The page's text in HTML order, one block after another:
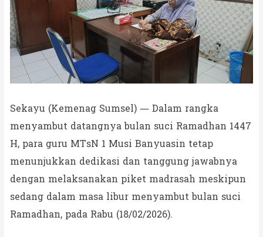
Sekayu (Kemenag Sumsel) — Dalam rangka
menyambut datangnya bulan suci Ramadhan 1447
H, para guru MTsN 1 Musi Banyuasin tetap
menunjukkan dedikasi dan tanggung jawabnya
dengan melaksanakan piket madrasah meskipun
sedang dalam masa libur menyambut bulan suci
Ramadhan, pada Rabu (18/02/2026).